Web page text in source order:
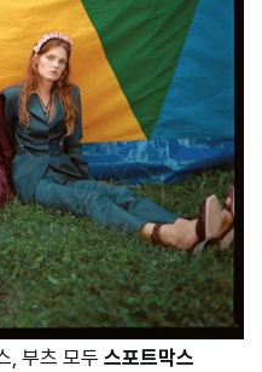
, 부츠 모두 스포트막스